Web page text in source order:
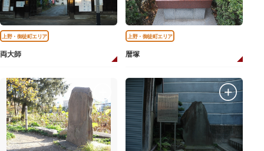
上野・御徒町エリア
両大師
上野・御徒町エリア
暦塚